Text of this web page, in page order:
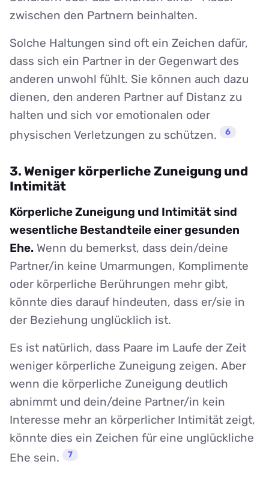
zwischen den Partnern beinhalten.
Solche Haltungen sind oft ein Zeichen dafür,
dass sich ein Partner in der Gegenwart des
anderen unwohl fühlt. Sie können auch dazu
dienen, den anderen Partner auf Distanz zu
halten und sich vor emotionalen oder
physischen Verletzungen zu schützen.
6
3. Weniger körperliche Zuneigung und
Intimität
Körperliche Zuneigung und Intimität sind
wesentliche Bestandteile einer gesunden
Ehe. Wenn du bemerkst, dass dein/deine
Partner/in keine Umarmungen, Komplimente
oder körperliche Berührungen mehr gibt,
könnte dies darauf hindeuten, dass er/sie in
der Beziehung unglücklich ist.
Es ist natürlich, dass Paare im Laufe der Zeit
weniger körperliche Zuneigung zeigen. Aber
wenn die körperliche Zuneigung deutlich
abnimmt und dein/deine Partner/in kein
Interesse mehr an körperlicher Intimität zeigt,
könnte dies ein Zeichen für eine unglückliche
Ehe sein.
7